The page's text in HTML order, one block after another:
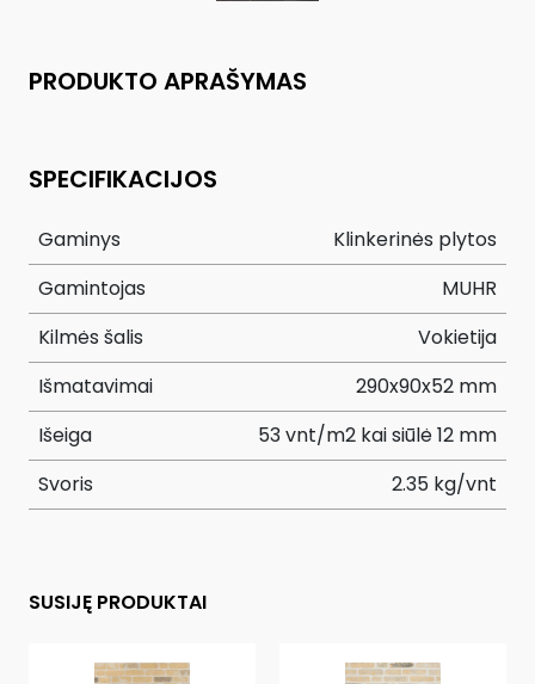
PRODUKTO APRAŠYMAS
SPECIFIKACIJOS
Gaminys
Klinkerinės plytos
Gamintojas
MUHR
Kilmės šalis
Vokietija
Išmatavimai
290x90x52 mm
Išeiga
53 vnt/m2 kai siūlė 12 mm
Svoris
2.35 kg/vnt
SUSIJĘ PRODUKTAI